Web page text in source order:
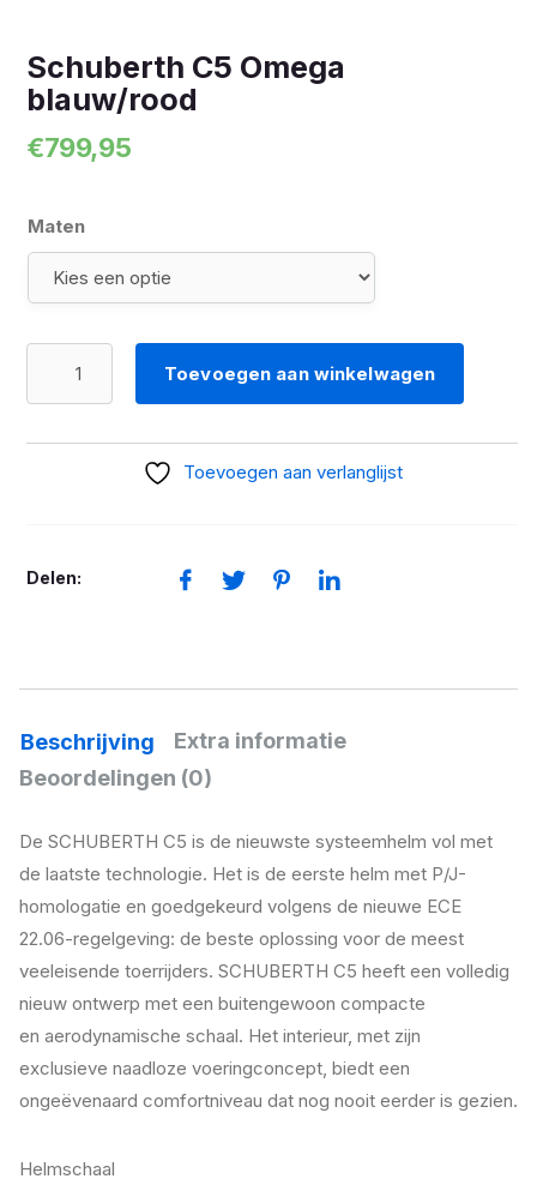
Schuberth C5 Omega
blauw/rood
€799,95
Maten
Toevoegen aan winkelwagen
Toevoegen aan verlanglijst
Delen:
Beschrijving
Extra informatie
Beoordelingen (0)
De SCHUBERTH C5 is de nieuwste systeemhelm vol met
de laatste technologie. Het is de eerste helm met P/J-
homologatie en goedgekeurd volgens de nieuwe ECE
22.06-regelgeving: de beste oplossing voor de meest
veeleisende toerrijders. SCHUBERTH C5 heeft een volledig
nieuw ontwerp met een buitengewoon compacte
en aerodynamische schaal. Het interieur, met zijn
exclusieve naadloze voeringconcept, biedt een
ongeëvenaard comfortniveau dat nog nooit eerder is gezien.
Helmschaal